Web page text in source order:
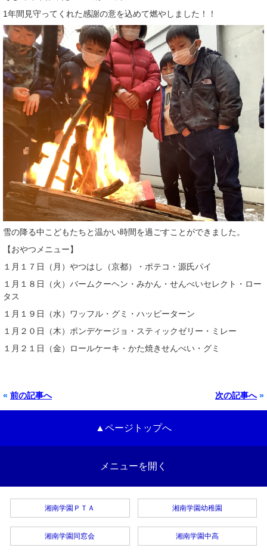
1年間見守ってくれた感謝の意を込めて燃やしました！！
雪の降る中こどもたちと温かい時間を過ごすことができました。
【おやつメニュー】
１月１７日（月）やつはし（京都）・ポテコ・源氏パイ
１月１８日（火）バームクーヘン・みかん・せんべいセレクト・ロー
タス
１月１９日（水）ワッフル・グミ・ハッピーターン
１月２０日（木）ポンデケージョ・スティックゼリー・ミレー
１月２１日（金）ロールケーキ・かた焼きせんべい・グミ
« 前の記事へ 次の記事へ»
▲ページトップへ
メニューを開く
湘南学園ＰＴＡ
湘南学園同窓会
湘南学園幼稚園
湘南学園中高